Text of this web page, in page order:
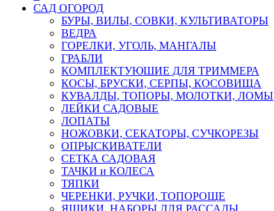
САД ОГОРОД
БУРЫ, ВИЛЫ, СОВКИ, КУЛЬТИВАТОРЫ
ВЕДРА
ГОРЕЛКИ, УГОЛЬ, МАНГАЛЫ
ГРАБЛИ
КОМПЛЕКТУЮШИЕ ДЛЯ ТРИММЕРА
КОСЫ, БРУСКИ, СЕРПЫ, КОСОВИЩА
КУВАЛДЫ, ТОПОРЫ, МОЛОТКИ, ЛОМЫ
ЛЕЙКИ САДОВЫЕ
ЛОПАТЫ
НОЖОВКИ, СЕКАТОРЫ, СУЧКОРЕЗЫ
ОПРЫСКИВАТЕЛИ
СЕТКА САДОВАЯ
ТАЧКИ и КОЛЕСА
ТЯПКИ
ЧЕРЕНКИ, РУЧКИ, ТОПОРОЩЕ
ЯЩИКИ, НАБОРЫ ДЛЯ РАССАДЫ